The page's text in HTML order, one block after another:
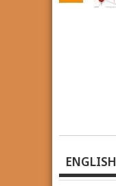
ENGLISH